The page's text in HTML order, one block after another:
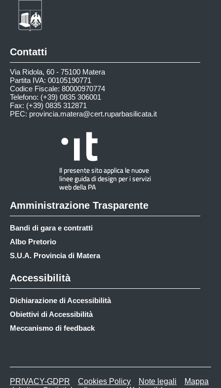
Contatti
Via Ridola, 60 - 75100 Matera
Partita IVA: 00105190771
Codice Fiscale: 80000970774
Telefono: (+39) 0835 306001
Fax: (+39) 0835 312871
PEC: provincia.matera@cert.ruparbasilicata.it
Amministrazione Trasparente
Bandi di gara e contratti
Albo Pretorio
S.U.A. Provincia di Matera
Accessibilità
Dichiarazione di Accessibilità
Obiettivi di Accessibilità
Meccanismo di feedback
PRIVACY-GDPR Cookies Policy Note legali
Mappa